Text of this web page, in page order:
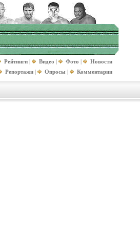
Рейтинги | Видео | Фото |
Новости
Репортажи | Опросы | Комментарии